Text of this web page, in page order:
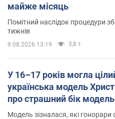
майже місяць
Помітний наслідок процедури
тижнів
9.08.2026 13:19 3,8 т.
У 16–17 років могла
українська модель
про страшний бік
Модель зізналася, які гонорари